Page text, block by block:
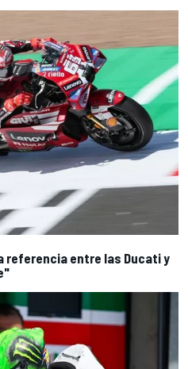
referencia entre las Ducati y